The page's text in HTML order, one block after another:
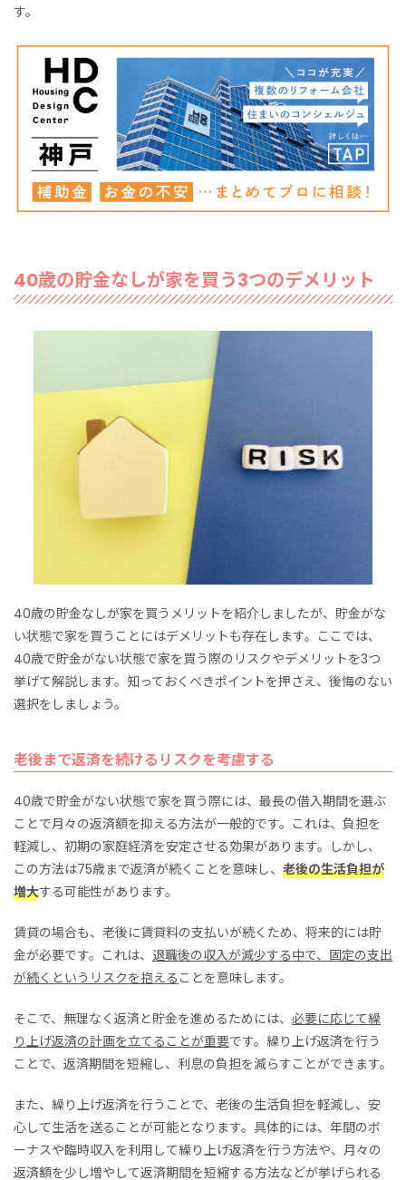
す。
40歳の貯金なしが家を買う3つのデメリット
40歳の貯金なしが家を買うメリットを紹介しましたが、貯金がな
い状態で家を買うことにはデメリットも存在します。ここでは、
40歳で貯金がない状態で家を買う際のリスクやデメリットを3つ
挙げて解説します。知っておくべきポイントを押さえ、後悔のない
選択をしましょう。
老後まで返済を続けるリスクを考慮する
40歳で貯金がない状態で家を買う際には、最長の借入期間を選ぶ
ことで月々の返済額を抑える方法が一般的です。これは、負担を
軽減し、初期の家庭経済を安定させる効果があります。しかし、
この方法は75歳まで返済が続くことを意味し、 老後の生活負担が
増大する可能性があります。
賃貸の場合も、老後に賃貸料の支払いが続くため、将来的には貯
金が必要です。これは、 退職後の収入が減少する中で、固定の支出
が続くというリスクを抱える ことを意味します。
そこで、無理なく返済と貯金を進めるためには、 必要に応じて繰
り上げ返済の計画を立てることが重要です。繰り上げ返済を行う
ことで、返済期間を短縮し、利息の負担を減らすことができます。
また、繰り上げ返済を行うことで、老後の生活負担を軽減し、安
心して生活を送ることが可能となります。具体的には、年間のボ
ーナスや臨時収入を利用して繰り上げ返済を行う方法や、月々の
返済額を少し増やして返済期間を短縮する方法などが挙げられる